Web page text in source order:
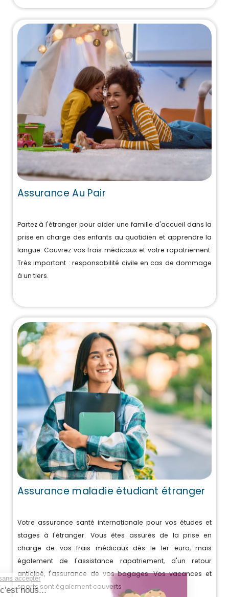
Assurance Au Pair
Partez à l'étranger pour aider une famille d'accueil dans la
prise en charge des enfants au quotidien et apprendre la
langue. Couvrez vos frais médicaux et votre rapatriement.
Très important : responsabilité civile en cas de dommage
à un tiers.
Assurance maladie étudiant étranger
Votre assurance santé internationale pour vos études et
stages à l'étranger. Vous êtes assurés de la prise en
charge de vos frais médicaux dès le 1er euro, mais
également de l'assistance rapatriement, d'un retour
anticipé, l'assurance de vos bagages. Vos vacances et
sports sont également couverts